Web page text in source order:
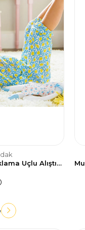
Mavi Renkli Munchkin Tıklama Uçlu Alıştırma Bardağı - 10 oz/296 ml